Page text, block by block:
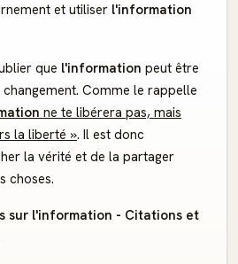
et utiliser l'information
que l'information peut être
Comme le rappelle
ne te libérera pas, mais
la liberté ». Il est donc
la vérité et de la partager
choses.
sur l'information - Citations et